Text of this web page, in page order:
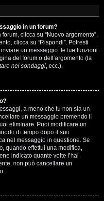
in un forum?
clicca su “Nuovo argomento”.
clicca su “Rispondi”. Potresti
un messaggio: le tue funzioni
del forum o dell’argomento (la
nei sondaggi, ecc.).
a meno che tu non sia un
un messaggio premendo il
eliminare. Puoi modificare un
di tempo dopo il suo
nel messaggio in questione. Se
quando effettui una modifica,
indicato quante volte l’hai
non può cancellare un